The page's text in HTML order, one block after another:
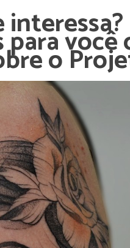
para
o